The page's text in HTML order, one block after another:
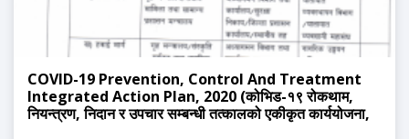
COVID-19 Prevention, Control And Treatment
Integrated Action Plan, 2020 (कोभिड-१९ रोकथाम,
नियन्त्रण, निदान र उपचार सम्बन्धी तत्कालको एकीकृत कार्ययोजना,